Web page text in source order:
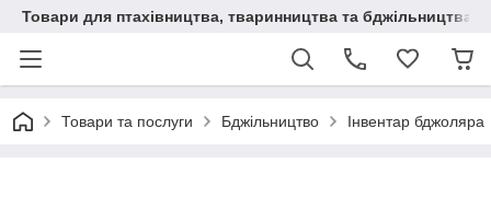
Товари для птахівництва, тваринництва та бджільництва
Товари та послуги Бджільництво Інвентар бджоляра